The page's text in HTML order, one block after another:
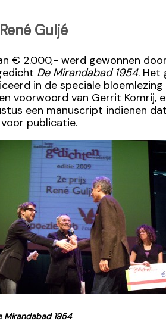
Guljé
€ 2.000,- werd gewonnen
De Mirandabad 1954. Het
in de speciale bloemlezing
voorwoord van Gerrit Komrij,
een manuscript indienen
publicatie.
Mirandabad 1954